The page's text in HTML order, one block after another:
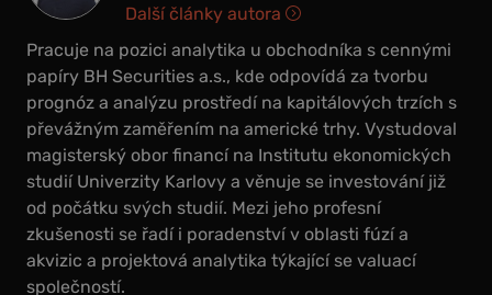
Pracuje na pozici analytika u obchodníka s cennými
papíry BH Securities a.s., kde odpovídá za tvorbu
prognóz a analýzu prostředí na kapitálových trzích s
převážným zaměřením na americké trhy. Vystudoval
magisterský obor financí na Institutu ekonomických
studií Univerzity Karlovy a věnuje se investování již
od počátku svých studií. Mezi jeho profesní
zkušenosti se řadí i poradenství v oblasti fúzí a
akvizic a projektová analytika týkající se valuací
společností.
Další články autora